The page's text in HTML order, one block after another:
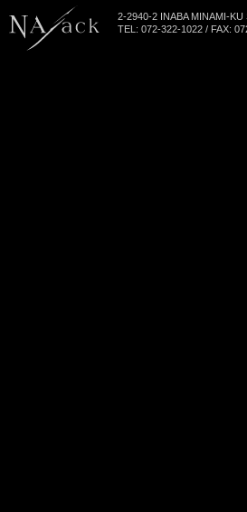
2-2940-2 INABA MINAMI-KU
TEL: 072-322-1022 / FAX: